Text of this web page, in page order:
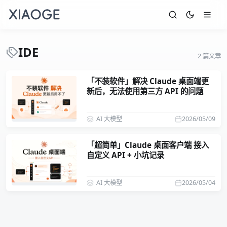
IDE 2 篇文章
「不装软件」解决 Claude 桌面端更
新后，无法使用第三方 API 的问题
2026/05/09
AI 大模型
「超简单」Claude 桌面客户端 接入
自定义 API + 小坑记录
2026/05/04
AI 大模型